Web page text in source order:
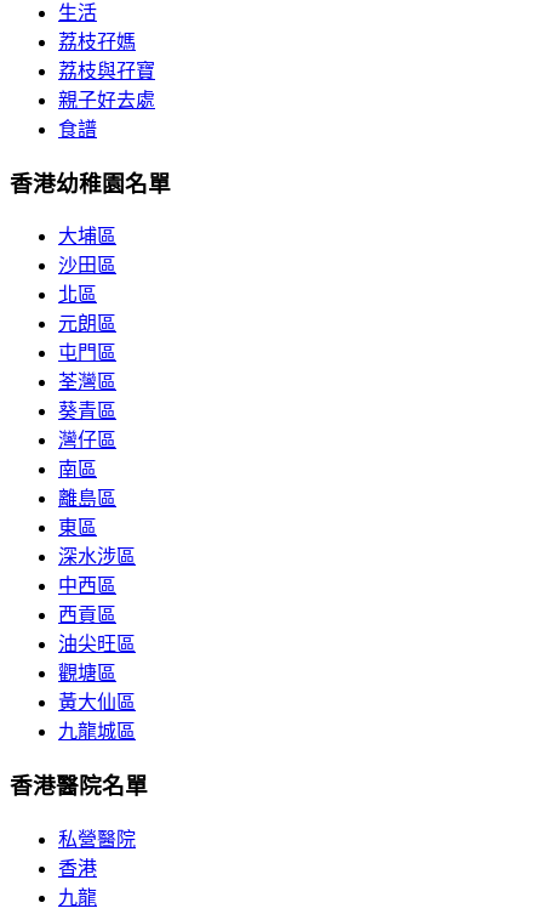
生活
荔枝孖媽
荔枝與孖寶
親子好去處
食譜
香港幼稚園名單
大埔區
沙田區
北區
元朗區
屯門區
荃灣區
葵青區
灣仔區
南區
離島區
東區
深水涉區
中西區
西貢區
油尖旺區
觀塘區
黃大仙區
九龍城區
香港醫院名單
私營醫院
香港
九龍